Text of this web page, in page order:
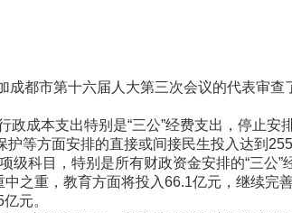
都市第十六届人大第三次会议的代表审
本支出特别是“三公”经费支出，停止安
等方面安排的直接或间接民生投入达到
科目，特别是所有财政资金安排的“三公”
重，教育方面将投入66.1亿元，继续完
元。